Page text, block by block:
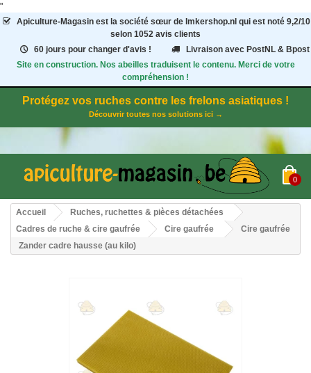
"
Apiculture-Magasinest la société sœur de Imkershop.nl qui est noté 9,2/10
selon 1052 avis clients
60 jours pour changer d'avis !
Livraison avec PostNL & Bpost
Site en construction. Nos abeilles traduisent le contenu. Merci de votre
compréhension !
Protégez vos ruches contre les frelons asiatiques !
Découvrir toutes nos solutions ici →
0
Accueil
Ruches, ruchettes & pièces détachées
Cadres de ruche & cire gaufrée
Cire gaufrée
Cire gaufrée
Zander cadre hausse (au kilo)